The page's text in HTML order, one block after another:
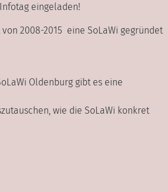
eingeladen!
2008-2015 eine SoLaWi gegründet
Oldenburg gibt es eine
wie die SoLaWi konkret